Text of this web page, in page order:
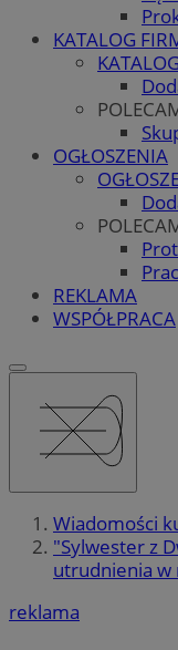
KATALOG
OGŁOSZENIA
REKLAMA
WSPÓŁPRACA
Wiadomości
"Sylwester z
utrudnienia w
reklama